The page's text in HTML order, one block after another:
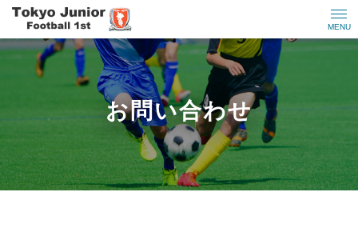
MENU
お問い合わせ